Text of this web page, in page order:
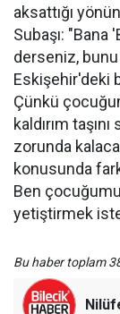
aksattığı
Subaşı: "Bana
derseniz,
Eskişehir'deki
Çünkü
kaldırım
zorunda
konusunda
Ben
yetiştirmek
Bu haber toplam